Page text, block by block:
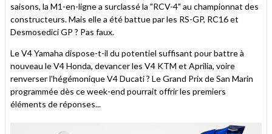
saisons, la M1-en-ligne a surclassé la "RCV-4" au championnat des
constructeurs. Mais elle a été battue par les RS-GP, RC16 et
Desmosedici GP ? Pas faux.
Le V4 Yamaha dispose-t-il du potentiel suffisant pour battre à
nouveau le V4 Honda, devancer les V4 KTM et Aprilia, voire
renverser l'hégémonique V4 Ducati ? Le Grand Prix de San Marin
programmée dès ce week-end pourrait offrir les premiers
éléments de réponses...